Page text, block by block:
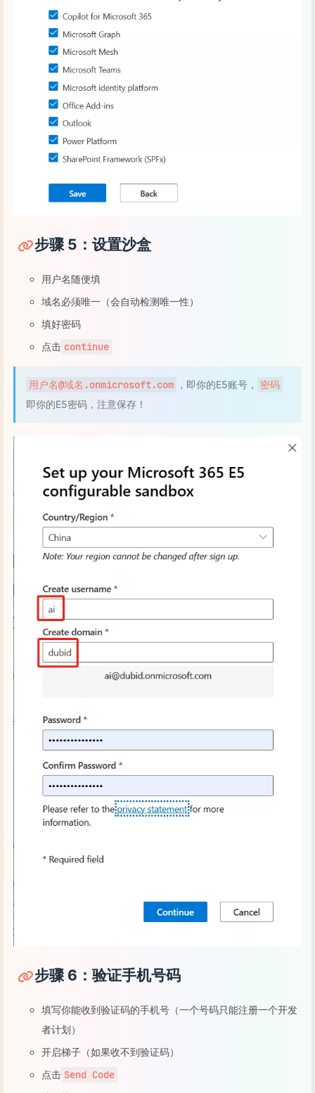
步骤 5：设置沙盒
用户名随便填
域名必须唯一（会自动检测唯一性）
填好密码
点击 continue
用户名@域名.onmicrosoft.com ，即你的E5账号， 密码
即你的E5密码，注意保存！
步骤 6：验证手机号码
填写你能收到验证码的手机号（一个号码只能注册一个开发
者计划）
开启梯子（如果收不到验证码）
点击 Send Code